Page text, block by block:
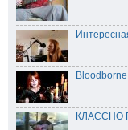
КЛАССНО